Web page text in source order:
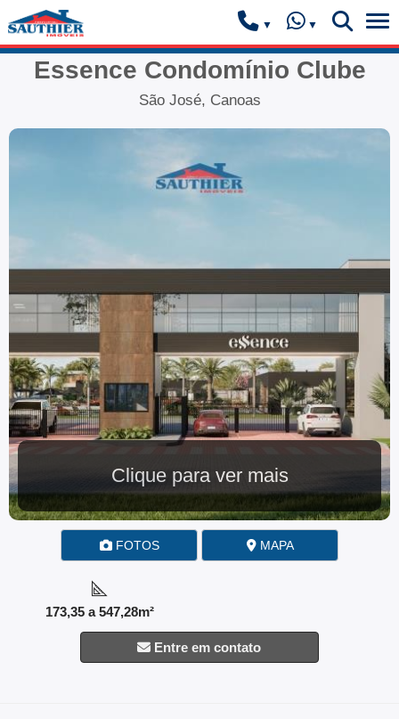
Essence Condomínio Clube
São José, Canoas
Clique para ver mais
FOTOS MAPA
173,35 a 547,28m²
Entre em contato